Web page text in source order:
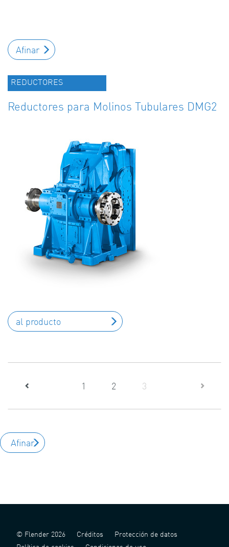
Afinar
REDUCTORES
Reductores para Molinos Tubulares DMG2
al producto
1 2 3(current)
Afinar
© Flender 2026 Créditos
Protección de datos